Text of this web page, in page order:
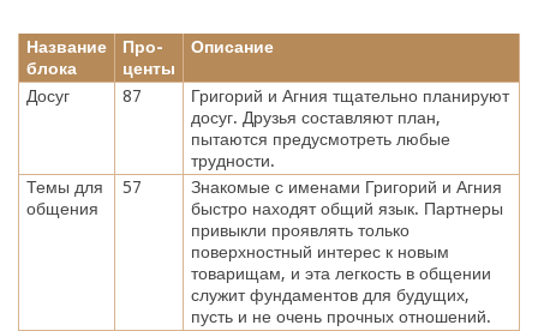
Название
блока
Про-
центы
Описание
Досуг 87
Григорий и Агния тщательно планируют
досуг. Друзья составляют план,
пытаются предусмотреть любые
трудности.
Темы для
общения
57
Знакомые с именами Григорий и Агния
быстро находят общий язык. Партнеры
привыкли проявлять только
поверхностный интерес к новым
товарищам, и эта легкость в общении
служит фундаментов для будущих,
пусть и не очень прочных отношений.